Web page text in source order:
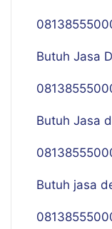
Butuh Jasa
Butuh Jasa
Butuh jasa